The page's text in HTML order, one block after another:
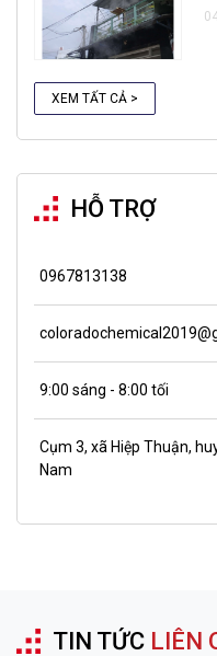
XEM TẤT CẢ >
HỖ TRỢ
0967813138
9:00 sáng - 8:00 tối
Cụm 3, xã Hiệp Thuận,
Nam
TIN TỨC LIÊN